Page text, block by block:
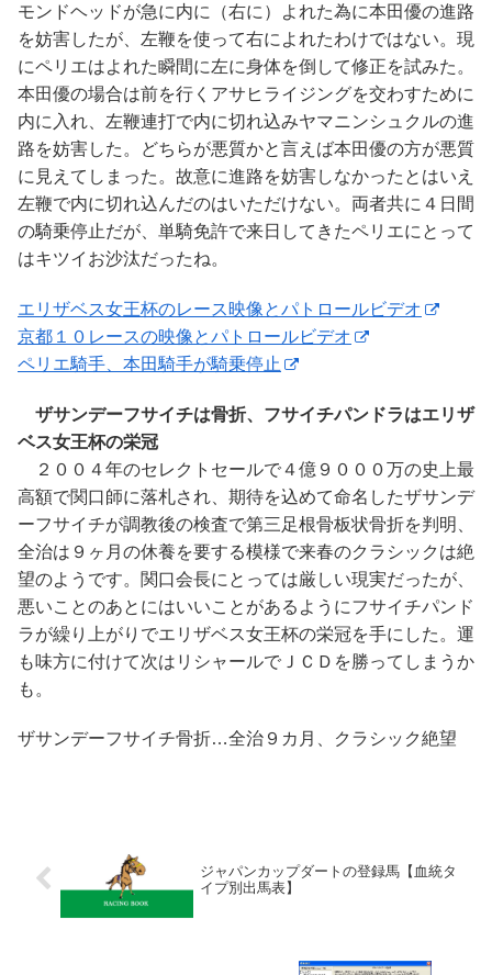
モンドヘッドが急に内に（右に）よれた為に本田優の進路
を妨害したが、左鞭を使って右によれたわけではない。現
にペリエはよれた瞬間に左に身体を倒して修正を試みた。
本田優の場合は前を行くアサヒライジングを交わすために
内に入れ、左鞭連打で内に切れ込みヤマニンシュクルの進
路を妨害した。どちらが悪質かと言えば本田優の方が悪質
に見えてしまった。故意に進路を妨害しなかったとはいえ
左鞭で内に切れ込んだのはいただけない。両者共に４日間
の騎乗停止だが、単騎免許で来日してきたペリエにとって
はキツイお沙汰だったね。
エリザベス女王杯のレース映像とパトロールビデオ
京都１０レースの映像とパトロールビデオ
ペリエ騎手、本田騎手が騎乗停止
ザサンデーフサイチは骨折、フサイチパンドラはエリザ
ベス女王杯の栄冠
２００４年のセレクトセールで４億９０００万の史上最
高額で関口師に落札され、期待を込めて命名したザサンデ
ーフサイチが調教後の検査で第三足根骨板状骨折を判明、
全治は９ヶ月の休養を要する模様で来春のクラシックは絶
望のようです。関口会長にとっては厳しい現実だったが、
悪いことのあとにはいいことがあるようにフサイチパンド
ラが繰り上がりでエリザベス女王杯の栄冠を手にした。運
も味方に付けて次はリシャールでＪＣＤを勝ってしまうか
も。
ザサンデーフサイチ骨折…全治９カ月、クラシック絶望
ジャパンカップダートの登録馬【血統タ
イプ別出馬表】